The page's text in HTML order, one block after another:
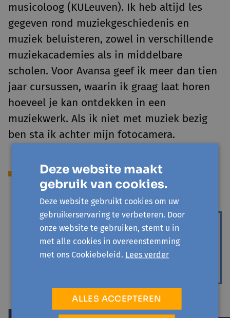
musicoloog (KULeuven). Ik heb altijd les
gegeven rond muziekgeschiedenis en
muziek beluisteren, zowel in verschillende
muziekacademies als in middelbare
scholen. Voor Avansa geef ik meer dan tien
jaar cursussen, waarin ik graag laat horen
hoeveel je kan ontdekken in een
muziekwerk. Als ik niet met muziek bezig
ben sta ik achter mijn fotocamera.
Activiteiten
EVERGEM
ma 12 april '27 - 3 sessies
Actief klassieke muziek leren
beluisteren
Deze website maakt
gebruik van cookies.
Deze website gebruikt cookies om uw
gebruikerservaring te verbeteren. Door
onze website te gebruiken, stemt u in
met alle cookies in overeenstemming
met ons Cookiebeleid. Lees verder
ALLES ACCEPTEREN